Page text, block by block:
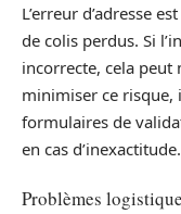
L’erreur d’adresse
de colis perdus. Si
incorrecte, cela peut
minimiser ce risque,
formulaires de
en cas d’inexactitude.
Problèmes